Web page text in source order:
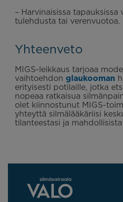
– Harvinaisissa tapauksissa
tulehdusta tai verenvuotoa.
Yhteenveto
MIGS-leikkaus tarjoaa
vaihtoehdon glaukooman
erityisesti potilaille, jotka
nopeaa ratkaisua
olet kiinnostunut MIGS-
yhteyttä silmälääkäriisi
tilanteestasi ja